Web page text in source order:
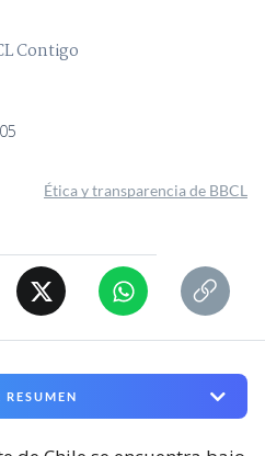
Contigo
Ética y transparencia de BBCL
RESUMEN